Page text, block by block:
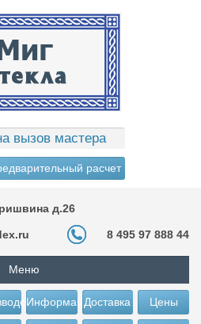
вызов мастера
расчет
д.26
8 495 97 888 44
Меню
ИнформацияДоставка Цены